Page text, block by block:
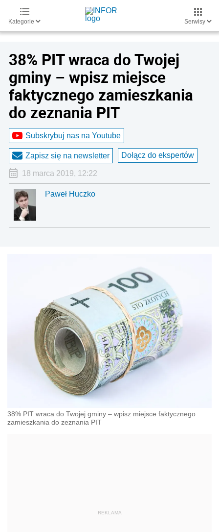
Kategorie Serwisy
38% PIT wraca do Twojej
gminy – wpisz miejsce
faktycznego zamieszkania
do zeznania PIT
Subskrybuj nas na Youtube
Zapisz się na newsletter Dołącz do ekspertów
18 marca 2019, 12:22
Paweł Huczko
38% PIT wraca do Twojej gminy – wpisz miejsce faktycznego
zamieszkania do zeznania PIT